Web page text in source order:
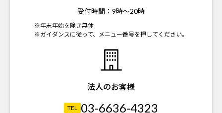
受付時間： 9時～20時
※年末年始を除き無休
※ガイダンスに従って、メニュー番号を押してください。
法人のお客様
TEL 03-6636-4323